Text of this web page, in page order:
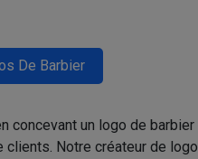
De Barbier
concevant un logo de
Notre créateur de